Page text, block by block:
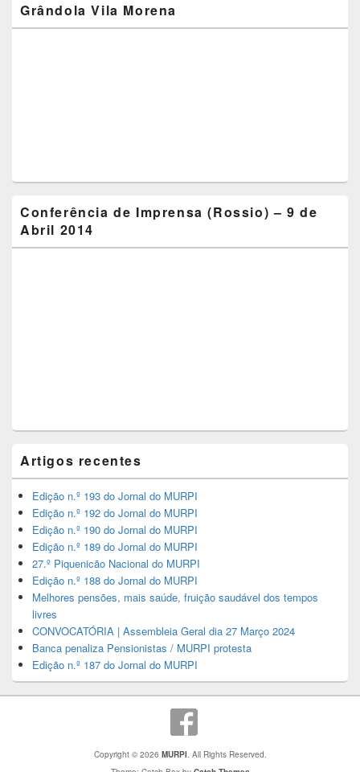
Grândola Vila Morena
Conferência de Imprensa (Rossio) – 9 de
Abril 2014
Artigos recentes
Edição n.º 193 do Jornal do MURPI
Edição n.º 192 do Jornal do MURPI
Edição n.º 190 do Jornal do MURPI
Edição n.º 189 do Jornal do MURPI
27.º Piquenicão Nacional do MURPI
Edição n.º 188 do Jornal do MURPI
Melhores pensões, mais saúde, fruição saudável dos tempos
livres
CONVOCATÓRIA | Assembleia Geral dia 27 Março 2024
Banca penaliza Pensionistas / MURPI protesta
Edição n.º 187 do Jornal do MURPI
Copyright © 2026 MURPI. All Rights Reserved.